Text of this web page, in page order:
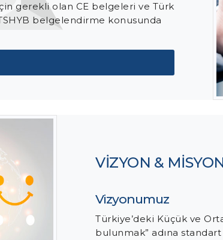
gerekli olan CE belgeleri ve Türk
belgelendirme konusunda
VİZYON &
Vizyonumuz
Türkiye’deki Küçük ve
bulunmak” adına